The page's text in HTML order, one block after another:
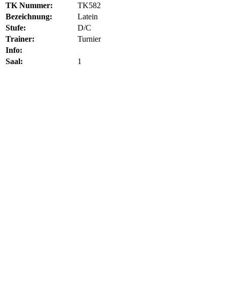
TK Nummer:
TK582
Bezeichnung:
Latein
Stufe:
D/C
Trainer:
Turnier
Info:
Saal:
1